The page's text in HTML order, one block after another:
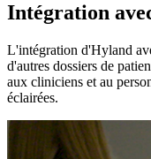
Intégration
L'intégration d'Hyland
d'autres dossiers de
aux cliniciens et au
éclairées.